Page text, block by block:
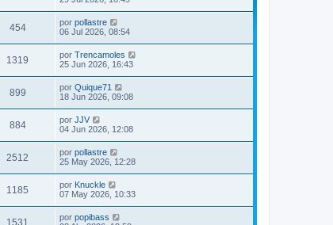
454 por pollastre
06 Jul 2026, 08:54
1319 por Trencamoles
25 Jun 2026, 16:43
899 por Quique71
18 Jun 2026, 09:08
884 por JJV
04 Jun 2026, 12:08
2512 por pollastre
25 May 2026, 12:28
1185 por Knuckle
07 May 2026, 10:33
1531 por popibass